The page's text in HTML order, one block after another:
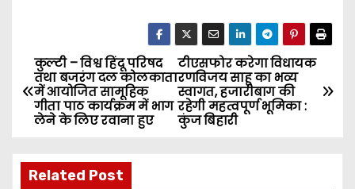
P
o
t
टीएसफोर करेगा विधायक
रणविजय साहू का भव्य
स्वागत, हजारीबाग की
रहेगी महत्वपूर्ण भूमिका :
कुंज बिहारी
कुल्टी – विश्व हिंदू परिषद
तथा बजरंग दल कोलकाता
में आयोजित सामूहिक
गीता पाठ कार्यक्रम में भाग
लेने के लिए रवाना हुए
Related Post